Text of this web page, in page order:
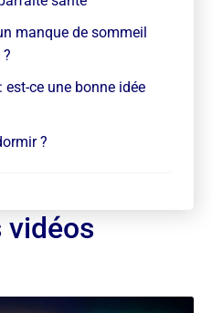
manque de sommeil
est-ce une bonne idée
?
vidéos